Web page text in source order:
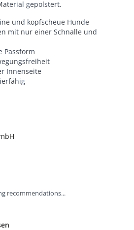
gepolstert.
und kopfscheue Hunde
mit nur einer Schnalle und
Passform
Innenseite
recommendations...